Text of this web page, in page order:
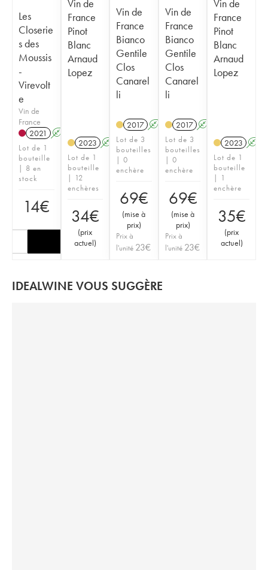
Les
Closerie
s des
Moussis
-
Virevolt
e
Vin de
France
2021
A
Lot de 1
bouteille
| 8 en
stock
14€
Vin de
France
Pinot
Blanc
Arnaud
Lopez
2023 A
Lot de 1
bouteille
| 12
enchères
34€
(prix
actuel)
Vin de
France
Bianco
Gentile
Clos
Canarel
li
2017 A
Lot de 3
bouteilles
| 0
enchère
69€
(mise à
prix)
Prix à
l'unité 23€
Vin de
France
Bianco
Gentile
Clos
Canarel
li
2017 A
Lot de 3
bouteilles
| 0
enchère
69€
(mise à
prix)
Prix à
l'unité 23€
Vin de
France
Pinot
Blanc
Arnaud
Lopez
2023 A
Lot de 1
bouteille
| 1
enchère
35€
(prix
actuel)
IDEALWINE VOUS SUGGÈRE